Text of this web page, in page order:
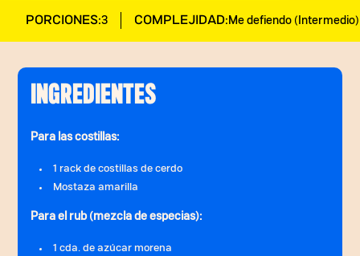
PORCIONES:3 COMPLEJIDAD: Me defiendo (Intermedio)
INGREDIENTES
Para las costillas:
1 rack de costillas de cerdo
Mostaza amarilla
Para el rub (mezcla de especias):
1 cda. de azúcar morena